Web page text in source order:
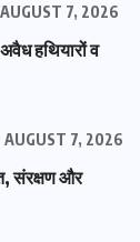
AUGUST 7, 2026
हथियारों व
AUGUST 7, 2026
संरक्षण और